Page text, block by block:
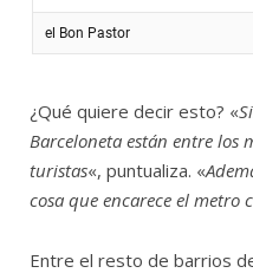
¿Qué quiere decir esto? «
Barceloneta están entre los
turistas«, puntualiza. «
cosa que encarece el metro
Entre el resto de barrios